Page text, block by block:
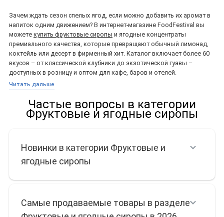
Зачем ждать сезон спелых ягод, если можно добавить их аромат в
напиток одним движением? В интернет-магазине FoodFestival вы
можете купить фруктовые сиропы и ягодные концентраты
премиального качества, которые превращают обычный лимонад,
коктейль или десерт в фирменный хит. Каталог включает более 60
вкусов – от классической клубники до экзотической гуавы –
доступных в розницу и оптом для кафе, баров и отелей.
Преимущества
натуральных фруктовых
Чистый ингредиентный состав.
Стабильный вкус.Каждая партия проходит контроль °Brix,
консервантов гарантирует 12 месяцев качества после
Читать дальше
Частые вопросы в категории
Фруктовые и ягодные сиропы
Новинки в категории Фруктовые и
ягодные сиропы
Самые продаваемые товары в разделе